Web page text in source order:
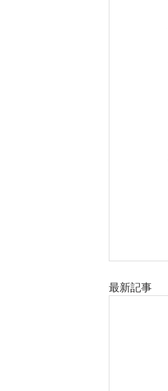
最新記事